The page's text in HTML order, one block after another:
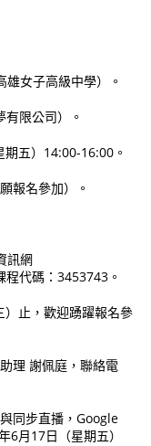
女子高級中學）。
限公司）。
五）14:00-16:00。
報名參加）。
訊網
代碼：3453743。
止，歡迎踴躍報名參
理 謝佩庭，聯絡電
同步直播，Google
月17日（星期五）